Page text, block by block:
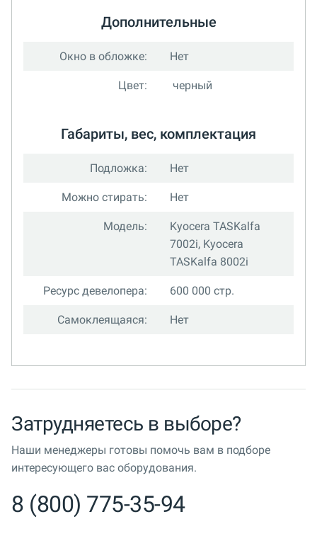
Дополнительные
Окно в обложке: Нет
Цвет: черный
Габариты, вес, комплектация
Подложка: Нет
Можно стирать: Нет
Модель:
Kyocera TASKalfa
7002i, Kyocera
TASKalfa 8002i
Ресурс девелопера: 600 000 стр.
Самоклеящаяся: Нет
Затрудняетесь в выборе?
Наши менеджеры готовы помочь вам в подборе
интересующего вас оборудования.
8 (800) 775-35-94